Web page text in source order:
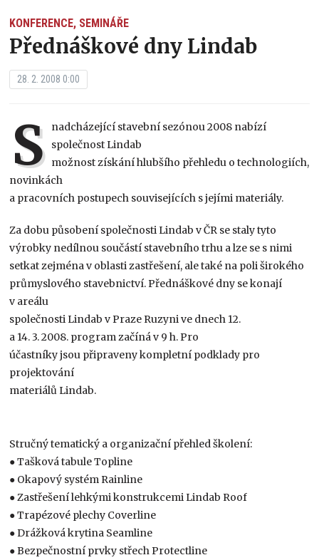
KONFERENCE, SEMINÁŘE
Přednáškové dny Lindab
28. 2. 2008 0:00
S nadcházející stavební sezónou 2008 nabízí
společnost Lindab
možnost získání hlubšího přehledu o technologiích,
novinkách
a pracovních postupech souvisejících s jejími materiály.
Za dobu působení společnosti Lindab v ČR se staly tyto
výrobky nedílnou součástí stavebního trhu a lze se s nimi
setkat zejména v oblasti zastřešení, ale také na poli širokého
průmyslového stavebnictví. Přednáškové dny se konají
v areálu
společnosti Lindab v Praze Ruzyni ve dnech 12.
a 14. 3. 2008. program začíná v 9 h. Pro
účastníky jsou připraveny kompletní podklady pro
projektování
materiálů Lindab.
Stručný tematický a organizační přehled školení:
● Tašková tabule Topline
● Okapový systém Rainline
● Zastřešení lehkými konstrukcemi Lindab Roof
● Trapézové plechy Coverline
● Drážková krytina Seamline
● Bezpečnostní prvky střech Protectline